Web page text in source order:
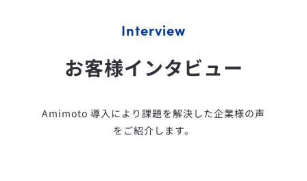
Interview
お客様インタビュー
Amimoto 導入により課題を解決した企業様の声
をご紹介します。